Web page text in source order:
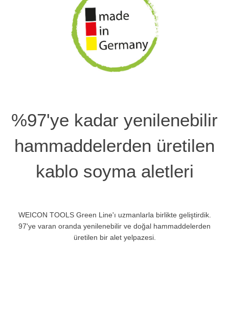
%97'ye kadar yenilenebilir
hammaddelerden üretilen
kablo soyma aletleri
WEICON TOOLS Green Line'ı uzmanlarla birlikte geliştirdik.
97'ye varan oranda yenilenebilir ve doğal hammaddelerden
üretilen bir alet yelpazesi.